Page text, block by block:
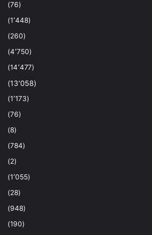
(76)
(1٬448)
(260)
(4٬750)
(14٬477)
(13٬058)
(1٬173)
(76)
(8)
(784)
(2)
(1٬055)
(28)
(948)
(190)